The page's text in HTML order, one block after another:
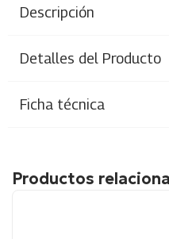
Descripción
Detalles del Producto
Ficha técnica
Productos